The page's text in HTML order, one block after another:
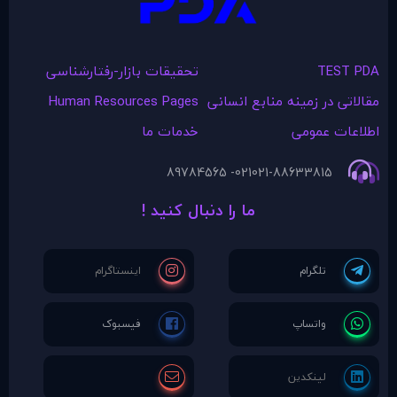
TEST PDA
تحقیقات بازار-رفتارشناسی
مقالاتی در زمينه منابع انسانی Human Resources Pages
اطلاعات عمومی
خدمات ما
021-88633815
021- 89784565
ما را دنبال کنید !